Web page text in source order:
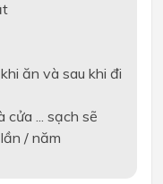
ăn và sau khi đi
cửa ... sạch sẽ
/ năm